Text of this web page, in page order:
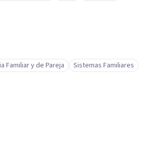
Familiar y de Pareja
Sistemas Familiares